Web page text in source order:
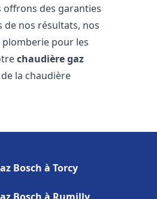
des garanties
de nos résultats, nos
pour les
chaudière gaz
la chaudière
Bosch à Torcy